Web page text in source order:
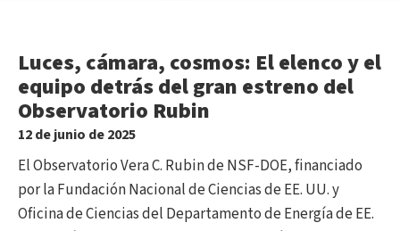
Luces, cámara, cosmos: El elenco y el
equipo detrás del gran estreno del
Observatorio Rubin
12 de junio de 2025
El Observatorio Vera C. Rubin de NSF-DOE, financiado
por la Fundación Nacional de Ciencias de EE. UU. y
Oficina de Ciencias del Departamento de Energía de EE.